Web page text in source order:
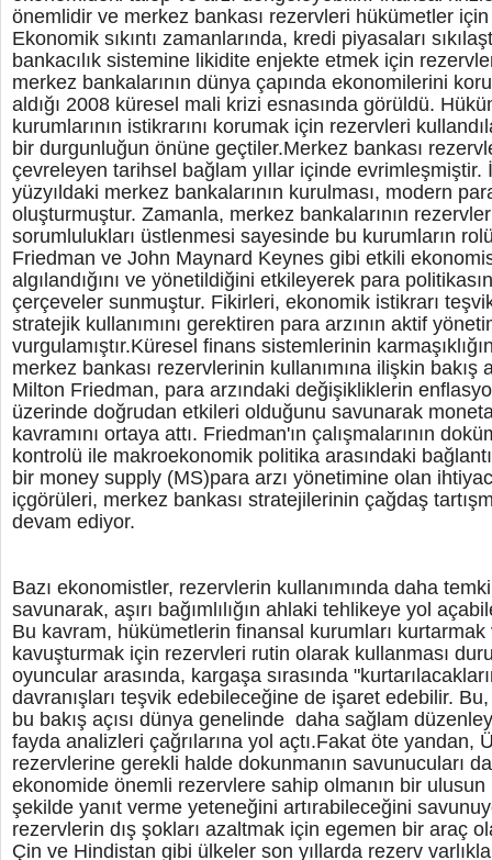
önemlidir ve merkez bankası rezervleri hükümetler
Ekonomik sıkıntı zamanlarında, kredi piyasaları
bankacılık sistemine likidite enjekte etmek için
merkez bankalarının dünya çapında ekonomilerini
aldığı 2008 küresel mali krizi esnasında görüldü.
kurumlarının istikrarını korumak için rezervleri
bir durgunluğun önüne geçtiler.Merkez bankası
çevreleyen tarihsel bağlam yıllar içinde evrimleşmiştir.
yüzyıldaki merkez bankalarının kurulması, modern
oluşturmuştur. Zamanla, merkez bankalarının
sorumlulukları üstlenmesi sayesinde bu kurumların
Friedman ve John Maynard Keynes gibi etkili
algılandığını ve yönetildiğini etkileyerek para
çerçeveler sunmuştur. Fikirleri, ekonomik istikrarı
stratejik kullanımını gerektiren para arzının aktif
vurgulamıştır.Küresel finans sistemlerinin
merkez bankası rezervlerinin kullanımına ilişkin bakış
Milton Friedman, para arzındaki değişikliklerin
üzerinde doğrudan etkileri olduğunu savunarak
kavramını ortaya attı. Friedman'ın çalışmalarının
kontrolü ile makroekonomik politika arasındaki
bir money supply (MS)para arzı yönetimine olan
içgörüleri, merkez bankası stratejilerinin çağdaş
devam ediyor.
Bazı ekonomistler, rezervlerin kullanımında daha
savunarak, aşırı bağımlılığın ahlaki tehlikeye yol
Bu kavram, hükümetlerin finansal kurumları
kavuşturmak için rezervleri rutin olarak kullanması
oyuncular arasında, kargaşa sırasında
davranışları teşvik edebileceğine de işaret edebilir.
bu bakış açısı dünya genelinde daha sağlam
fayda analizleri çağrılarına yol açtı.Fakat öte yandan,
rezervlerine gerekli halde dokunmanın savunucuları
ekonomide önemli rezervlere sahip olmanın bir ulusun
şekilde yanıt verme yeteneğini artırabileceğini
rezervlerin dış şokları azaltmak için egemen bir araç
Çin ve Hindistan gibi ülkeler son yıllarda rezerv